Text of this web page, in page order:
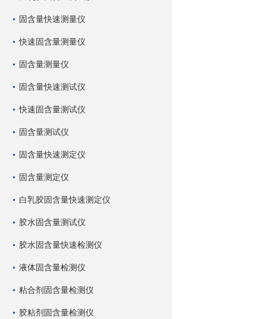
固含量快速测量仪
快速固含量测量仪
固含量测量仪
固含量快速测试仪
快速固含量测试仪
固含量测试仪
固含量快速测定仪
固含量测定仪
白乳胶固含量快速测定仪
胶水固含量测试仪
胶水固含量快速检测仪
液体固含量检测仪
粘合剂固含量检测仪
胶粘剂固含量检测仪